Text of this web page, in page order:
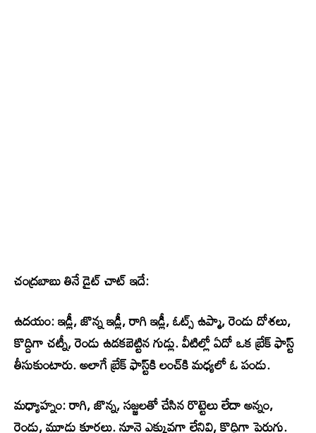
చంద్రబాబు తినే డైట్ చాట్ ఇదే:
ఉదయం: ఇడ్లీ, జొన్న ఇడ్లీ, రాగి ఇడ్లీ, ఓట్స్ ఉప్మా, రెండు దోశలు,
కొద్దిగా చట్నీ, రెండు ఉడకబెట్టిన గుడ్లు. వీటిల్లో ఏదో ఒక బ్రేక్ ఫాస్ట్
తీసుకుంటారు. అలాగే బ్రేక్ ఫాస్ట్‌కి లంచ్‌కి మధ్యలో ఓ పండు.
మధ్యాహ్నం: రాగి, జొన్న, సజ్జలతో చేసిన రొట్టెలు లేదా అన్నం,
రెండు, మూడు కూరలు. నూనె ఎక్కువగా లేనివి, కొద్దిగా పెరుగు.